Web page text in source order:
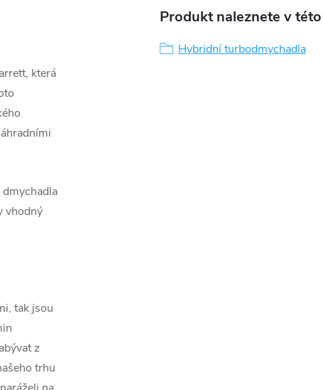
která
vhodný
tak jsou
z
trhu
Produkt naleznete v
Hybridní turbodmychadla